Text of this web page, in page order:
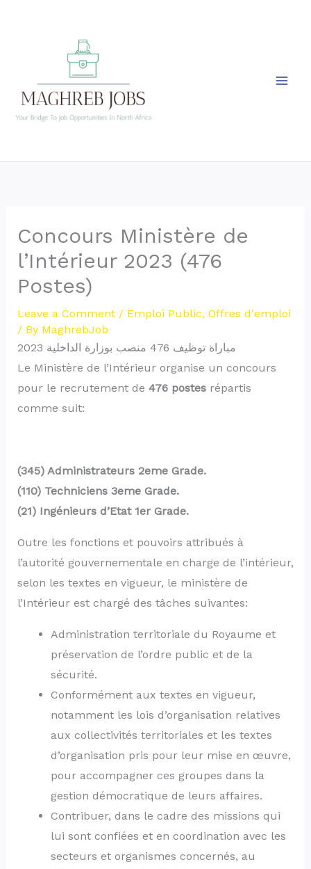
Concours Ministère de
l’Intérieur 2023 (476
Postes)
Leave a Comment / Emploi Public, Offres d'emploi
/ By MaghrebJob
مباراة توظيف 476 منصب بوزارة الداخلية 2023
Le Ministère de l’Intérieur organise un concours
pour le recrutement de 476 postesrépartis
comme suit:
(345) Administrateurs 2eme Grade.
(110) Techniciens 3eme Grade.
(21) Ingénieurs d’Etat 1er Grade.
Outre les fonctions et pouvoirs attribués à
l’autorité gouvernementale en charge de l’intérieur,
selon les textes en vigueur, le ministère de
l’Intérieur est chargé des tâches suivantes:
Administration territoriale du Royaume et
préservation de l’ordre public et de la
sécurité.
Conformément aux textes en vigueur,
notamment les lois d’organisation relatives
aux collectivités territoriales et les textes
d’organisation pris pour leur mise en œuvre,
pour accompagner ces groupes dans la
gestion démocratique de leurs affaires.
Contribuer, dans le cadre des missions qui
lui sont confiées et en coordination avec les
secteurs et organismes concernés, au